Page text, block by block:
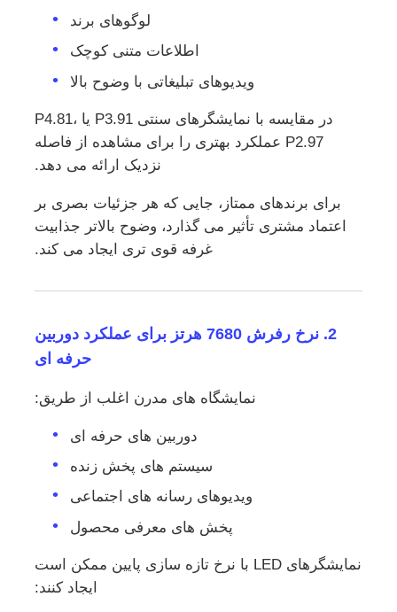
لوگوهای برند
اطلاعات متنی کوچک
ویدیوهای تبلیغاتی با وضوح بالا
در مقایسه با نمایشگرهای سنتی P3.91 یا P4.81،
P2.97 عملکرد بهتری را برای مشاهده از فاصله
نزدیک ارائه می دهد.
برای برندهای ممتاز، جایی که هر جزئیات بصری بر
اعتماد مشتری تأثیر می گذارد، وضوح بالاتر جذابیت
غرفه قوی تری ایجاد می کند.
2. نرخ رفرش 7680 هرتز برای عملکرد دوربین
حرفه ای
نمایشگاه های مدرن اغلب از طریق:
دوربین های حرفه ای
سیستم های پخش زنده
ویدیوهای رسانه های اجتماعی
پخش های معرفی محصول
نمایشگرهای LED با نرخ تازه سازی پایین ممکن است
ایجاد کنند: